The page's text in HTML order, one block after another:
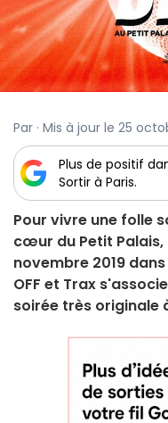
Par · Mis à jour le 25
Plus de positif
Sortir à Paris.
Pour vivre une folle
cœur du Petit Palais,
novembre 2019
OFF et Trax
soirée très originale